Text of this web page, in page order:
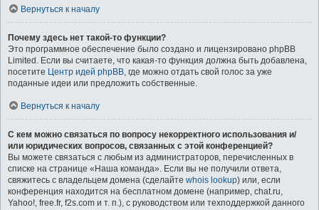
Вернуться к началу
Почему здесь нет такой-то функции?
Это программное обеспечение было создано и лицензировано phpBB
Limited. Если вы считаете, что какая-то функция должна быть добавлена,
посетите Центр идей phpBB, где можно отдать свой голос за уже
поданные идеи или предложить собственные.
Вернуться к началу
С кем можно связаться по вопросу некорректного использования и/
или юридических вопросов, связанных с этой конференцией?
Вы можете связаться с любым из администраторов, перечисленных в
списке на странице «Наша команда». Если вы не получили ответа,
свяжитесь с владельцем домена (сделайте whois lookup) или, если
конференция находится на бесплатном домене (например, chat.ru,
Yahoo!, free.fr, f2s.com и т. п.), с руководством или техподдержкой данного